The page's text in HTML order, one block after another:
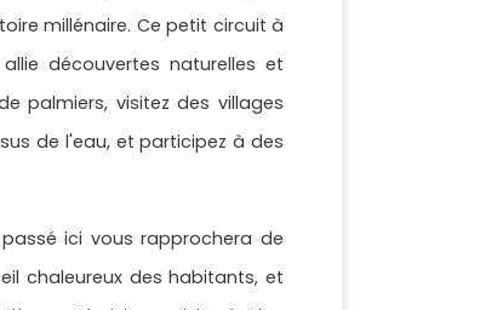
millénaire. Ce petit circuit à
découvertes naturelles et
palmiers, visitez des villages
de l'eau, et participez à des
ici vous rapprochera de
chaleureux des habitants, et